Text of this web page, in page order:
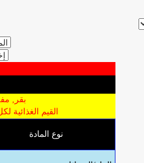
بقر, مفروم, 90% لحم هبر/ 10%
القيم الغذائية لكل 100 جرام للأصناف الصلبة أو 100 مليليتر للأصناف
نوع المادة